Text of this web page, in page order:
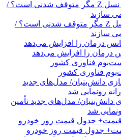
سیلیکن ولیِ تهران؛ این ایران نسل Z مگر متوقف شدنی است؟ /
می سازند
درمان را افزایش می‌دهد
فناوری کشور
دانش‌بنیان/ مدل‌های جدید تأمین
شد
جدول قیمت روز خودرو